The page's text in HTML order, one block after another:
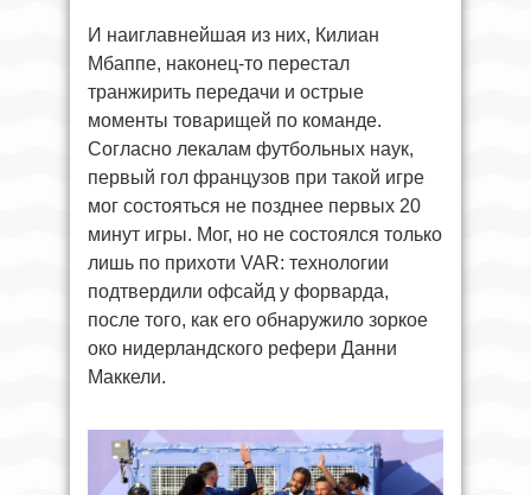
И наиглавнейшая из них, Килиан
Мбаппе, наконец-то перестал
транжирить передачи и острые
моменты товарищей по команде.
Согласно лекалам футбольных наук,
первый гол французов при такой игре
мог состояться не позднее первых 20
минут игры. Мог, но не состоялся только
лишь по прихоти VAR: технологии
подтвердили офсайд у форварда,
после того, как его обнаружило зоркое
око нидерландского рефери Данни
Маккели.